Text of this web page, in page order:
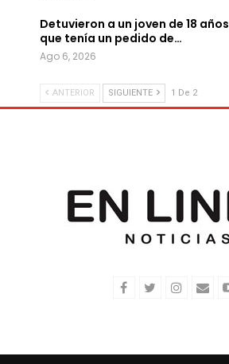
Detuvieron a un joven de 18 años
que tenía un pedido de…
Ago 6, 2026
ANTERIOR SIGUIENTE 1 De 2